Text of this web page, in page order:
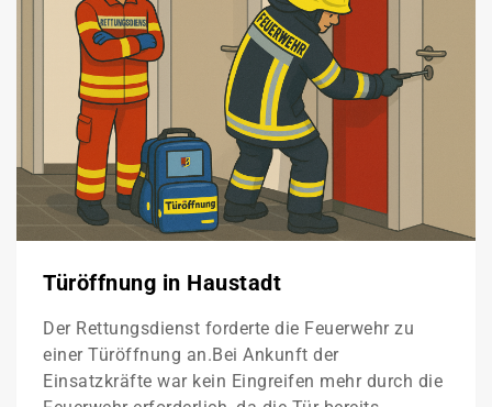
Türöffnung in Haustadt
Der Rettungsdienst forderte die Feuerwehr zu
einer Türöffnung an.Bei Ankunft der
Einsatzkräfte war kein Eingreifen mehr durch die